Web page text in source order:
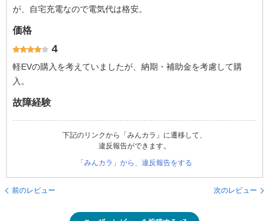
が、自宅充電なので電気代は格安。
価格
4
軽EVの購入を考えていましたが、納期・補助金を考慮して購
入。
故障経験
下記のリンクから「みんカラ」に遷移して、
違反報告ができます。
「みんカラ」から、違反報告をする
前のレビュー 次のレビュー